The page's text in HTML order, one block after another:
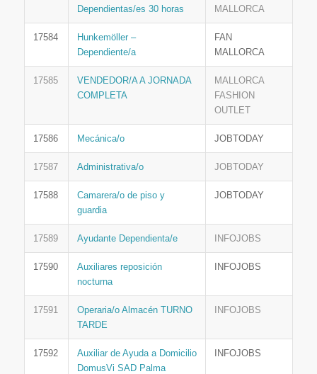
Dependientas/es 30 horas
MALLORCA
17584
Hunkemöller –
Dependiente/a
FAN
MALLORCA
17585
VENDEDOR/A A JORNADA
COMPLETA
MALLORCA
FASHION
OUTLET
17586 Mecánica/o JOBTODAY
17587 Administrativa/o JOBTODAY
17588
Camarera/o de piso y
guardia
JOBTODAY
17589 Ayudante Dependienta/e INFOJOBS
17590
Auxiliares reposición
nocturna
INFOJOBS
17591
Operaria/o Almacén TURNO
TARDE
INFOJOBS
17592
Auxiliar de Ayuda a Domicilio
DomusVi SAD Palma
INFOJOBS